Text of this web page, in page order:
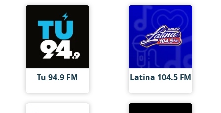
Tu 94.9 FM Latina 104.5 FM